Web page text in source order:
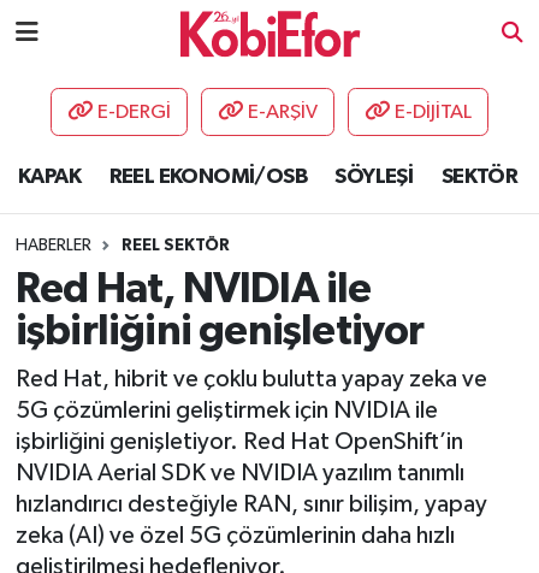
E-DERGİ E-ARŞİV E-DİJİTAL
KAPAK REEL EKONOMİ/OSB SÖYLEŞİ SEKTÖR
HABERLER REEL SEKTÖR
Red Hat, NVIDIA ile
işbirliğini genişletiyor
Red Hat, hibrit ve çoklu bulutta yapay zeka ve
5G çözümlerini geliştirmek için NVIDIA ile
işbirliğini genişletiyor. Red Hat OpenShift’in
NVIDIA Aerial SDK ve NVIDIA yazılım tanımlı
hızlandırıcı desteğiyle RAN, sınır bilişim, yapay
zeka (AI) ve özel 5G çözümlerinin daha hızlı
geliştirilmesi hedefleniyor.
AKADEMİ
DESTEK-TEŞVİK
ETKİNLİK
GÜNCEL
HABERLER
KAPAK
OSB